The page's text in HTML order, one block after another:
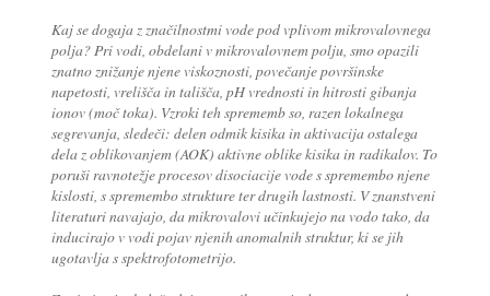
Kaj se dogaja z značilnostmi vode pod vplivom mikrovalovnega
polja? Pri vodi, obdelani v mikrovalovnem polju, smo opazili
znatno znižanje njene viskoznosti, povečanje površinske
napetosti, vrelišča in tališča, pH vrednosti in hitrosti gibanja
ionov (moč toka). Vzroki teh sprememb so, razen lokalnega
segrevanja, sledeči: delen odmik kisika in aktivacija ostalega
dela z oblikovanjem (AOK) aktivne oblike kisika in radikalov. To
poruši ravnotežje procesov disociacije vode s spremembo njene
kislosti, s spremembo strukture ter drugih lastnosti. V znanstveni
literaturi navajajo, da mikrovalovi učinkujejo na vodo tako, da
inducirajo v vodi pojav njenih anomalnih struktur, ki se jih
ugotavlja s spektrofotometrijo.